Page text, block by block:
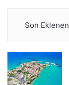
Son Eklenen